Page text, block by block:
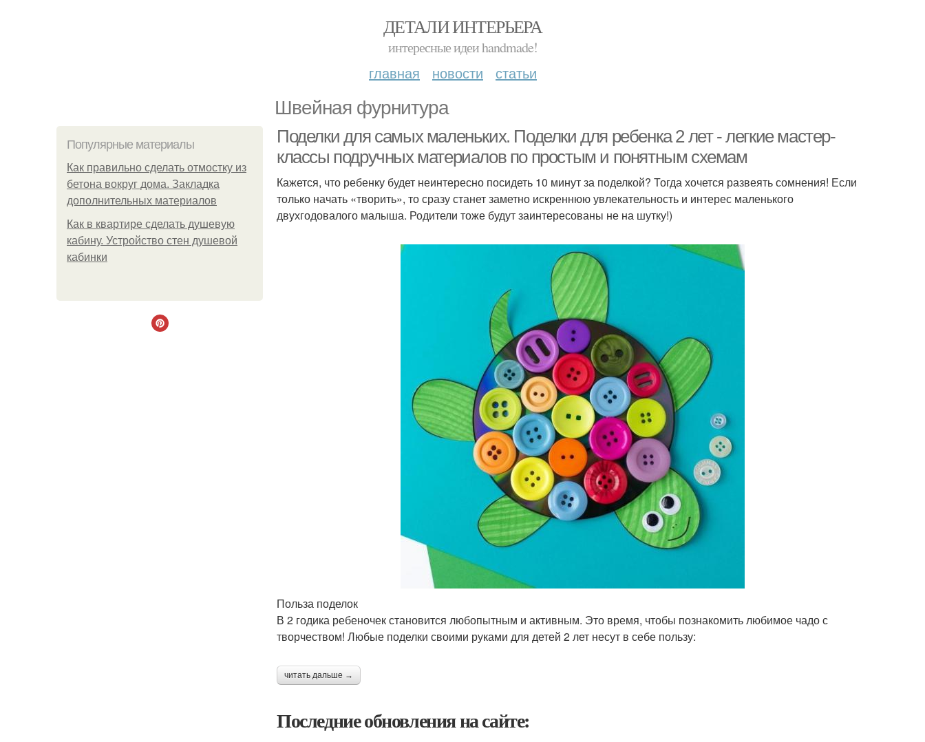
ДЕТАЛИ ИНТЕРЬЕРА
интересные идеи handmade!
главная новости статьи
Швейная фурнитура
Популярные материалы
Как правильно сделать отмостку из
бетона вокруг дома. Закладка
дополнительных материалов
Как в квартире сделать душевую
кабину. Устройство стен душевой
кабинки
Поделки для самых маленьких. Поделки для ребенка 2 лет - легкие мастер-
классы подручных материалов по простым и понятным схемам
Кажется, что ребенку будет неинтересно посидеть 10 минут за поделкой? Тогда хочется развеять сомнения! Если
только начать «творить», то сразу станет заметно искреннюю увлекательность и интерес маленького
двухгодовалого малыша. Родители тоже будут заинтересованы не на шутку!)
Польза поделок
В 2 годика ребеночек становится любопытным и активным. Это время, чтобы познакомить любимое чадо с
творчеством! Любые поделки своими руками для детей 2 лет несут в себе пользу:
читать дальше →
Последние обновления на сайте: